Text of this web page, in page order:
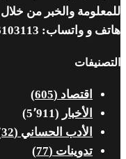
للمعلومة والخبر من
هاتف و واتساب: 36103113
التصنيفات
اقتصاد (605)
الأخبار (5٬911)
الأدب الحساني (32)
تدوينات (77)